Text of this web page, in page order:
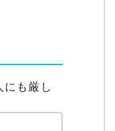
にも厳し